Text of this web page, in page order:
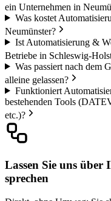
ein Unternehmen in
Was kostet
Neumünster?
Ist Automatisierung &
Betriebe in Schleswig-
Was passiert nach dem
alleine gelassen?
Funktioniert
bestehenden Tools
etc.)?
Lassen Sie uns
sprechen